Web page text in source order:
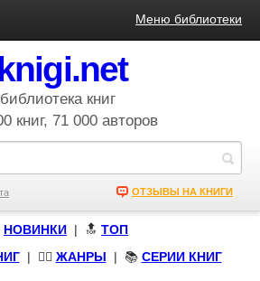
Меню библиотеки
библиотека книг
книг, 71 000 авторов
ОТЗЫВЫ НА КНИГИ
НОВИНКИ | 🔝 ТОП
| 🧝‍♀️ ЖАНРЫ | 📚 СЕРИИ КНИГ